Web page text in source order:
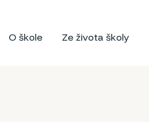
O škole Ze života školy